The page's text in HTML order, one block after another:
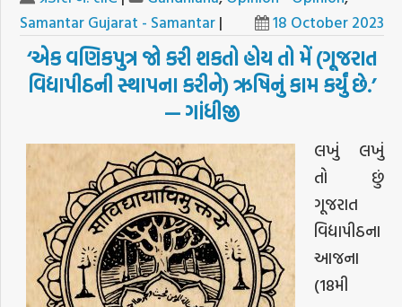
Samantar Gujarat - Samantar | 18 October 2023
‘એકવણિકપુત્ર જો કરી શકતો હોય તો મેં(ગૂજરાત
વિદ્યાપીઠનીસ્થાપના કરીને)ઋષિનુંકામ કર્યુંછે.’
—ગાંધીજી
લખું લખું
તો છું
ગૂજરાત
વિદ્યાપીઠના
આજના
(18મી